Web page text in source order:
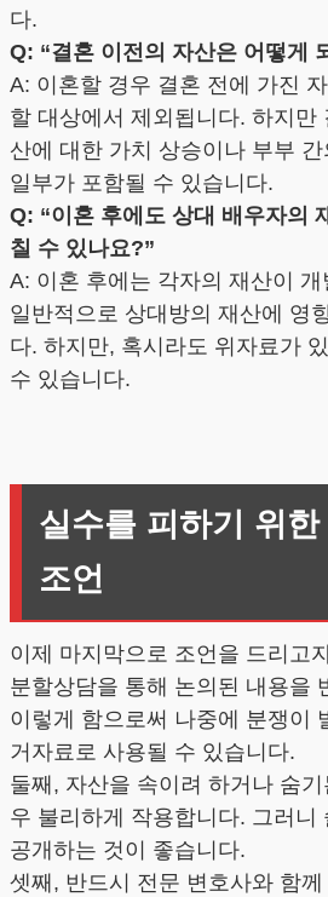
다.
Q: “결혼 이전의 자산은 어떻게
A: 이혼할 경우 결혼 전에 가진
할 대상에서 제외됩니다. 하지만
산에 대한 가치 상승이나 부부
일부가 포함될 수 있습니다.
Q: “이혼 후에도 상대 배우자의
칠 수 있나요?”
A: 이혼 후에는 각자의 재산이
일반적으로 상대방의 재산에 영
다. 하지만, 혹시라도 위자료가
수 있습니다.
실수를 피하기 위한
조언
이제 마지막으로 조언을 드리고
분할상담을 통해 논의된 내용을
이렇게 함으로써 나중에 분쟁이
거자료로 사용될 수 있습니다.
둘째, 자산을 속이려 하거나 숨
우 불리하게 작용합니다. 그러니
공개하는 것이 좋습니다.
셋째, 반드시 전문 변호사와 함께